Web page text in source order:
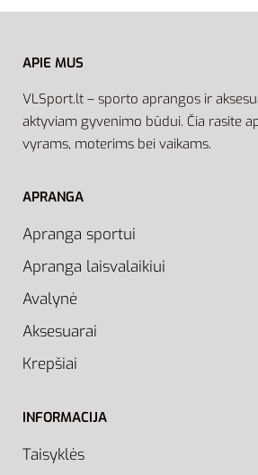
APIE MUS
VLSport.lt – sporto aprangos ir
aktyviam gyvenimo būdui. Čia rasite
vyrams, moterims bei vaikams.
APRANGA
Apranga sportui
Apranga laisvalaikiui
Avalynė
Aksesuarai
Krepšiai
INFORMACIJA
Taisyklės